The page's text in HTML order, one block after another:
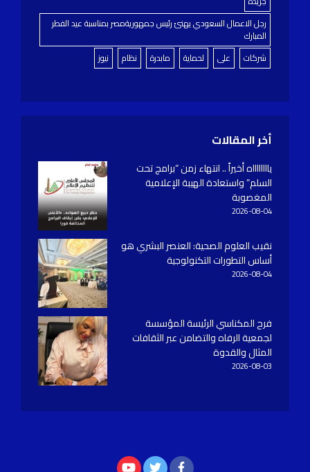
رجل الاعمال السعودي يهنئ رئيس جمهوريةمصر بمناسبة عيد الفطر
المبارك
شركات
على لحماية مابدرة نظام نيوز
أخر المقالات
يااااااااه أخيراً .. انتهاء زمن “برامج تحت
السلم” واستعادة الهيبة الإعلامية
المغصوبة
2026-08-04
نقيب العلوم الصحية: العنصر البشري هو
أساس التطورات التكنولوجية
2026-08-04
فرح المكناسي الرئيسة المؤسسة
لجمعية الرفاه والتضامن عبر الثقافات
المثال والقدوة
2026-08-03